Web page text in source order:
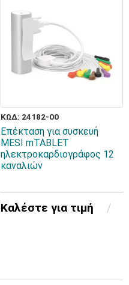
ΚΩΔ: 24182-00
Επέκταση για συσκευή
MESI mTABLET
ηλεκτροκαρδιογράφος 12
καναλιών
Καλέστε για τιμή